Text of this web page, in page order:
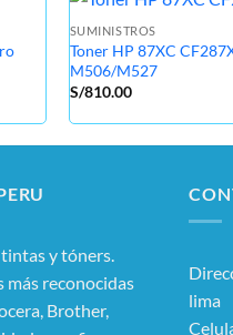
SUMINISTROS
Toner HP 87XC
M506/M527
S/810.00
y tóners.
reconocidas
Brother,
lima